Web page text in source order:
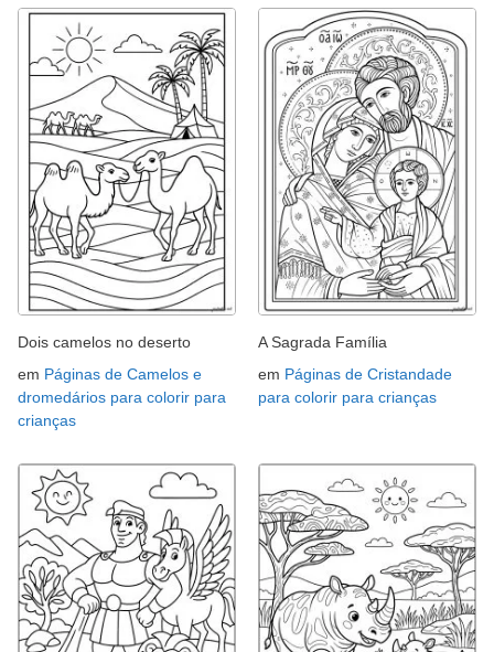
Dois camelos no deserto
em Páginas de Camelos e
dromedários para colorir para
crianças
A Sagrada Família
em Páginas de Cristandade
para colorir para crianças